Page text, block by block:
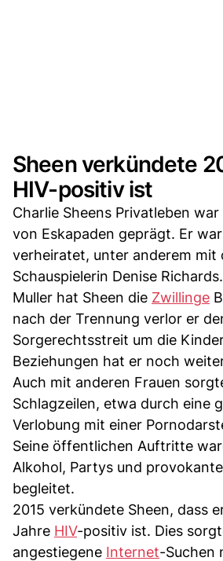
Sheen verkündete
HIV-positiv ist
Charlie Sheens Privatleben
von Eskapaden geprägt. Er
verheiratet, unter anderem mit
Schauspielerin Denise
Muller hat Sheen die Zwillinge
nach der Trennung verlor er
Sorgerechtsstreit um die
Beziehungen hat er noch
Auch mit anderen Frauen
Schlagzeilen, etwa durch eine
Verlobung mit einer
Seine öffentlichen Auftritte
Alkohol, Partys und
begleitet.
2015 verkündete Sheen, dass
Jahre HIV-positiv ist. Dies
angestiegene Internet-Suchen